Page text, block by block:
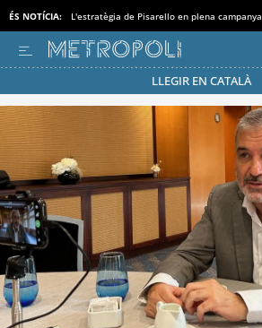
ÉS NOTÍCIA: L'estratègia de Pisarello en plena campanya
LLEGIR EN CATALÀ
Passa’t al mode estalvi